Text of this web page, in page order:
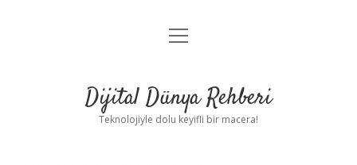
Anasayfa
Yasal Uyarı
menüyü
Dijital Dünya Rehberi
Teknolojiyle dolu keyifli bir macera!